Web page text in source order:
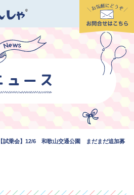
【試乗会】12/6 和歌山交通公園 まだまだ追加募